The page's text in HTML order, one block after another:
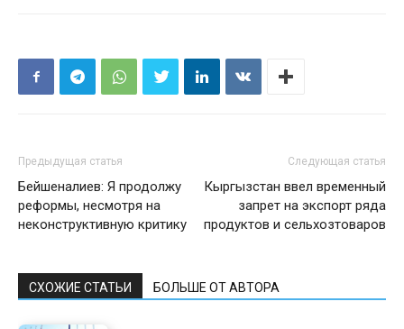
Предыдущая статья
Бейшеналиев: Я продолжу
реформы, несмотря на
неконструктивную критику
Следующая статья
Кыргызстан ввел временный
запрет на экспорт ряда
продуктов и сельхозтоваров
СХОЖИЕ СТАТЬИ БОЛЬШЕ ОТ АВТОРА